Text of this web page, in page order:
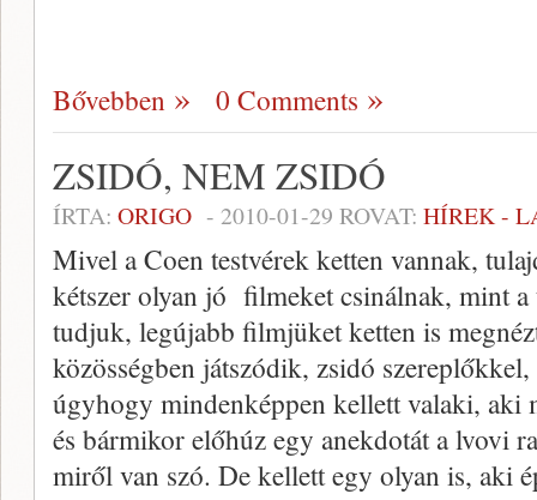
Bővebben 0 Comments
ZSIDÓ, NEM ZSIDÓ
ÍRTA: ORIGO - 2010-01-29 ROVAT: HÍREK -
Mivel a Coen testvérek ketten vannak,
kétszer olyan jó filmeket csinálnak, mint
tudjuk, legújabb filmjüket ketten is
közösségben játszódik, zsidó
úgyhogy mindenképpen kellett valaki, aki
és bármikor előhúz egy anekdotát a lvovi
miről van szó. De kellett egy olyan is, aki